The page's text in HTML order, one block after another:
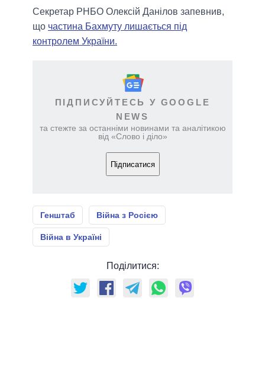
Секретар РНБО Олексій Данілов запевнив,
що частина Бахмуту лишається під
контролем України.
ПІДПИСУЙТЕСЬ У GOOGLE
NEWS
та стежте за останніми новинами та аналітикою
від «Слово і діло»
Підписатися
Генштаб Війна з Росією
Війна в Україні
Поділитися: